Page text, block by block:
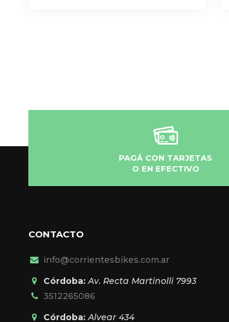
PAGÁ CON TARJETAS
O EN EFECTIVO
CONTACTO
info@corrientesbikes.com.ar
Córdoba:Av. Recta Martinolli 7993
3512265086
Córdoba:Alvear 434